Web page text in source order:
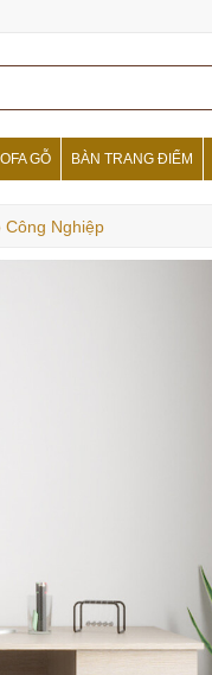
GỖ BÀN TRANG ĐIỂM
Công Nghiệp